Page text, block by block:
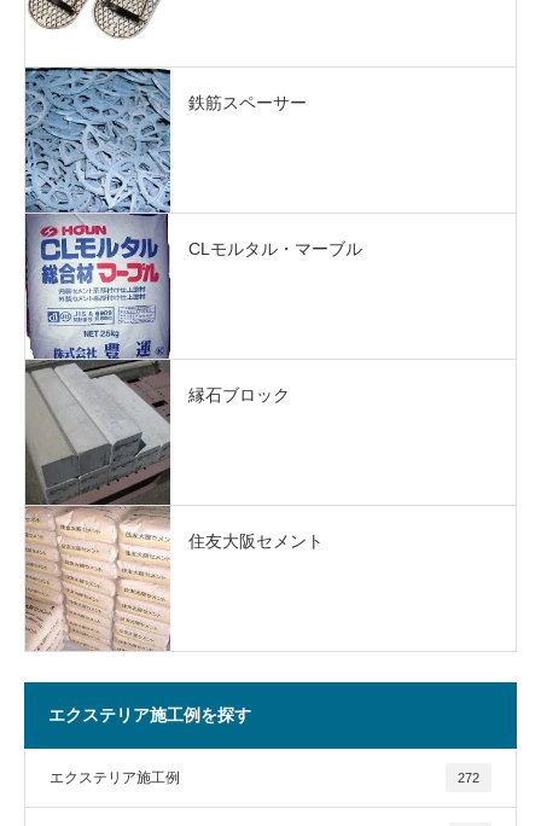
鉄筋スペーサー
CLモルタル・マーブル
縁石ブロック
住友大阪セメント
エクステリア施工例を探す
エクステリア施工例 272